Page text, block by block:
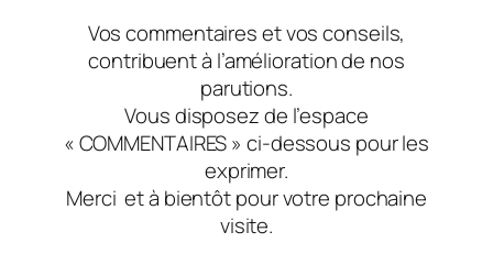
Vos commentaires et vos conseils,
contribuent à l’amélioration de nos
parutions.
Vous disposez de l’espace
« COMMENTAIRES » ci-dessous pour les
exprimer.
Merci et à bientôtpour votre prochaine
visite.